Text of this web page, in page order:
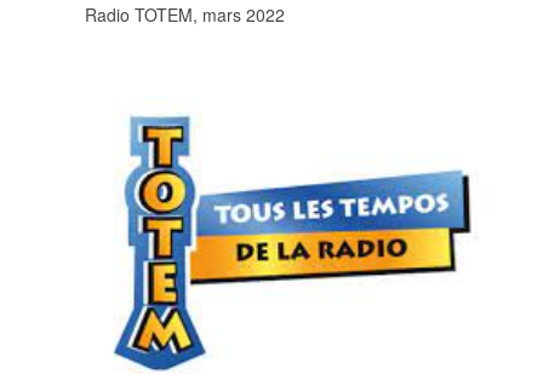
Radio TOTEM, mars 2022